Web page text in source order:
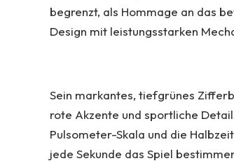
begrenzt, als Hommage an das
Design mit leistungsstarken
Sein markantes, tiefgrünes
rote Akzente und sportliche
Pulsometer-Skala und die
jede Sekunde das Spiel